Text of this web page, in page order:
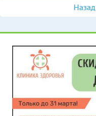
Назад